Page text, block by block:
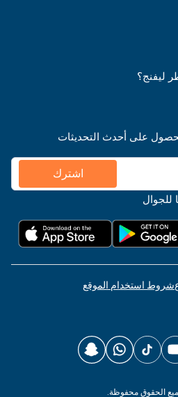
ليفنج؟
على أحدث التحديثات
اشترك
للجوال
شروط استخدام الموقع